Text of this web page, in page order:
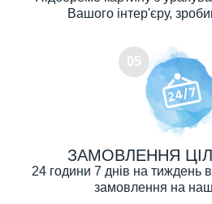
Вашого інтер'єру,
05
ЗАМОВЛЕННЯ
24 години 7 днів на тиждень
замовлення на